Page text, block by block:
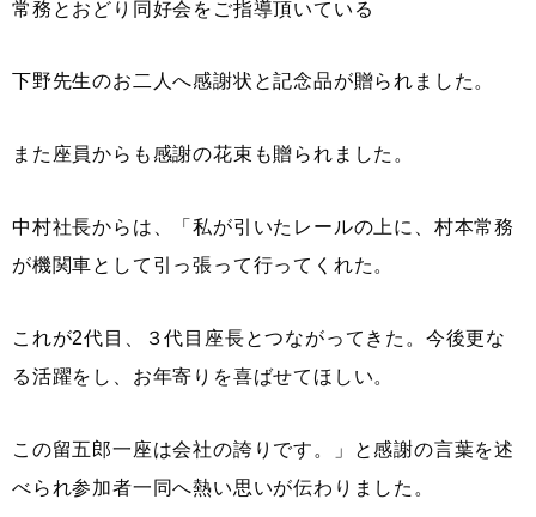
常務とおどり同好会をご指導頂いている
下野先生のお二人へ感謝状と記念品が贈られました。
また座員からも感謝の花束も贈られました。
中村社長からは、「私が引いたレールの上に、村本常務
が機関車として引っ張って行ってくれた。
これが2代目、３代目座長とつながってきた。今後更な
る活躍をし、お年寄りを喜ばせてほしい。
この留五郎一座は会社の誇りです。」と感謝の言葉を述
べられ参加者一同へ熱い思いが伝わりました。